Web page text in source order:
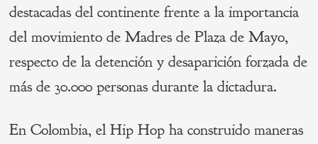
destacadas del continente frente a la importancia
del movimiento de Madres de Plaza de Mayo,
respecto de la detención y desaparición forzada de
más de 30.000 personas durante la dictadura.
En Colombia, el Hip Hop ha construido maneras